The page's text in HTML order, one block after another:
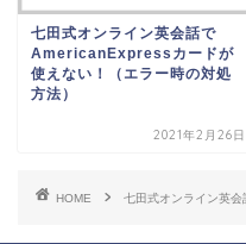
七田式オンライン英会話で
AmericanExpressカードが
使えない！（エラー時の対処
方法）
2021年2月26日
HOME 七田式オンライン英